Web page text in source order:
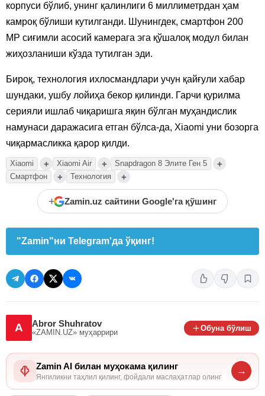
корпуси бўлиб, унинг қалинлиги 6 миллиметрдан ҳам
камроқ бўлиши кутилганди. Шунингдек, смартфон 200
MP сиғимли асосий камерага эга қўшалоқ модул билан
жиҳозланиши кўзда тутилган эди.
Бироқ, технология ихлосмандлари учун қайғули хабар
шундаки, ушбу лойиҳа бекор қилинди. Гарчи қурилма
серияли ишлаб чиқаришга яқин бўлган муҳандислик
намунаси даражасига етган бўлса-да, Xiaomi уни бозорга
чиқармасликка қарор қилди.
Xiaomi + Xiaomi Air + Snapdragon 8 Элите Ген 5 +
Смартфон + Технология +
+ Zamin.uz сайтини Google'га қўшинг
"Zamin"ни Telegram'да ўқинг!
A Abror Shuhratov
«ZAMIN.UZ» муҳаррири
Обуна бўлиш
Zamin AI билан муҳокама қилинг
Янгиликни таҳлил қилинг, фойдали маслаҳатлар олинг
→